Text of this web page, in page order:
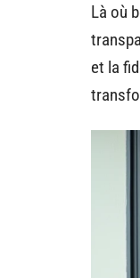
Là où
et la